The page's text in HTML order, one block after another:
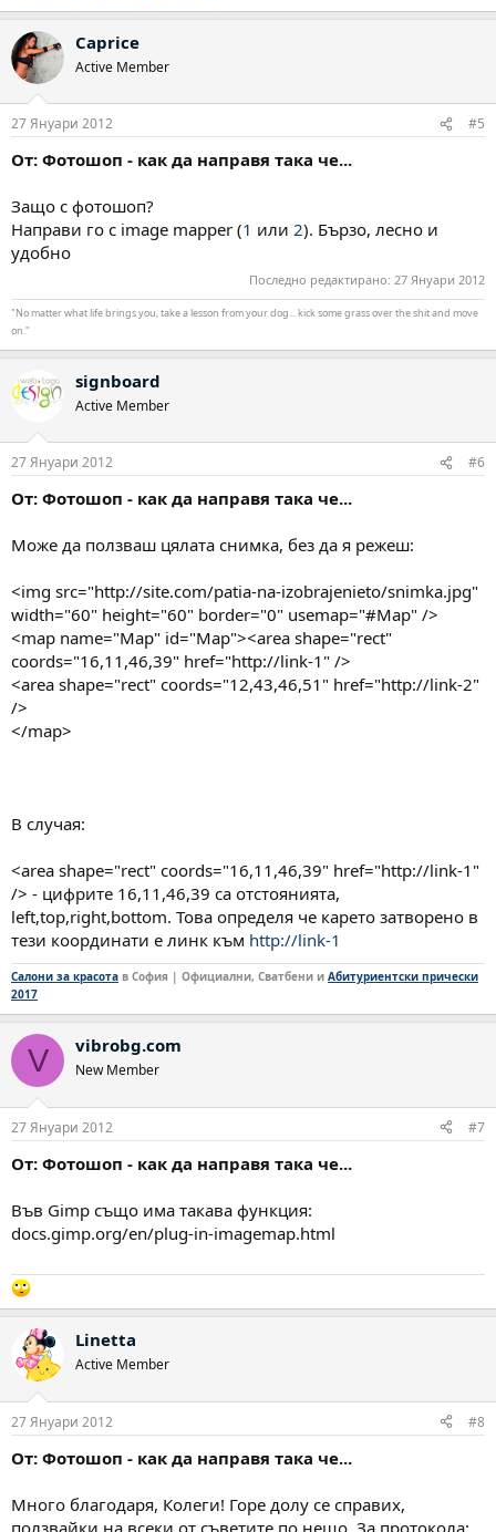
Caprice
Active Member
27 Януари 2012 #5
От: Фотошоп - как да направя така че...
Защо с фотошоп?
Направи го с image mapper (1 или 2). Бързо, лесно и
удобно
Последно редактирано: 27 Януари 2012
"No matter what life brings you, take a lesson from your dog... kick some grass over the shit and move
on."
signboard
Active Member
27 Януари 2012 #6
От: Фотошоп - как да направя така че...
Може да ползваш цялата снимка, без да я режеш:
<img src="http://site.com/patia-na-izobrajenieto/snimka.jpg"
width="60" height="60" border="0" usemap="#Map" />
<map name="Map" id="Map"><area shape="rect"
coords="16,11,46,39" href="http://link-1" />
<area shape="rect" coords="12,43,46,51" href="http://link-2"
/>
</map>
В случая:
<area shape="rect" coords="16,11,46,39" href="http://link-1"
/> - цифрите 16,11,46,39 са отстоянията,
left,top,right,bottom. Това определя че карето затворено в
тези координати е линк към http://link-1
Салони за красота в София | Официални, Сватбени и Абитуриентски прически
2017
V vibrobg.com
New Member
27 Януари 2012 #7
От: Фотошоп - как да направя така че...
Във Gimp също има такава функция:
docs.gimp.org/en/plug-in-imagemap.html
Linetta
Active Member
27 Януари 2012 #8
От: Фотошоп - как да направя така че...
Много благодаря, Колеги! Горе долу се справих,
ползвайки на всеки от съветите по нещо. За протокола: